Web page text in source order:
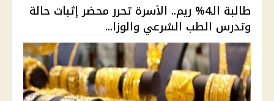
طالبة الـ4% ريم.. الأسرة تحرر محضر إثبات حالة
وتدرس الطب الشرعي والوزا...